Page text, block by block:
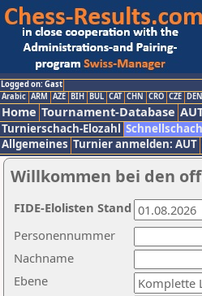
Logged on: Gast
Arabic ARM AZE BIH BUL CAT CHN CRO CZE DEN
Home Tournament-Database
Turnierschach-Elozahl
Allgemeines Turnier anmelden: AUT
Willkommen bei den
Nachname
Ebene
Personennummer
FIDE-Elolisten Stand